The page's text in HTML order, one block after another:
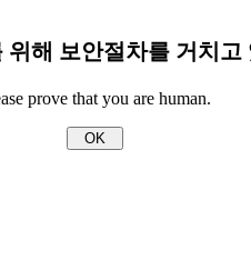
위해 보안절차를 거치고
prove that you are human.